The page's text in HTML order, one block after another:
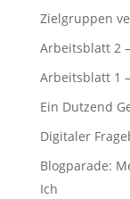
Zielgruppen
Arbeitsblatt 2
Arbeitsblatt 1
Ein Dutzend
Digitaler
Blogparade:
Ich